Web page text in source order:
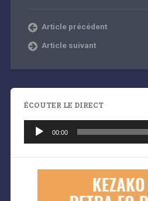
Article précédent
Article suivant
ÉCOUTER LE DIRECT
audio
00:00